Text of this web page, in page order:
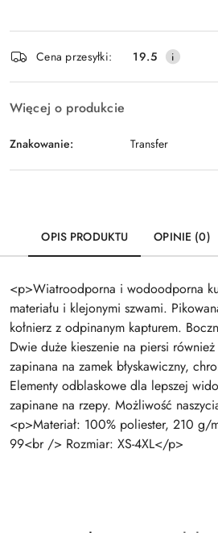
Wyślij
i
dostawa
Cena przesyłki: 19.5
Więcej o produkcie
Znakowanie: Transfer
OPIS PRODUKTU OPINIE (0)
<p>Wiatroodporna i wodoodporna
materiału i klejonymi szwami.
kołnierz z odpinanym kapturem.
Dwie duże kieszenie na piersi
zapinana na zamek błyskawiczny,
Elementy odblaskowe dla lepszej
zapinane na rzepy. Możliwość
<p>Materiał: 100% poliester, 210
99<br /> Rozmiar: XS-4XL</p>